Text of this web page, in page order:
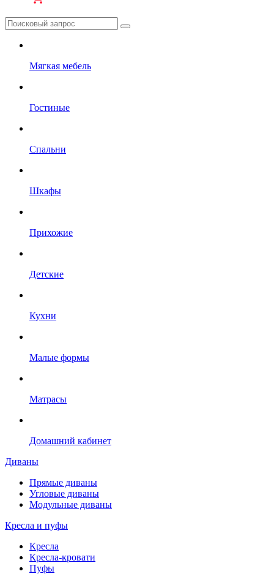
Мягкая мебель
Гостиные
Спальни
Шкафы
Прихожие
Детские
Кухни
Малые формы
Матрасы
Домашний кабинет
Диваны
Прямые диваны
Угловые диваны
Модульные диваны
Кресла и пуфы
Кресла
Кресла-кровати
Пуфы